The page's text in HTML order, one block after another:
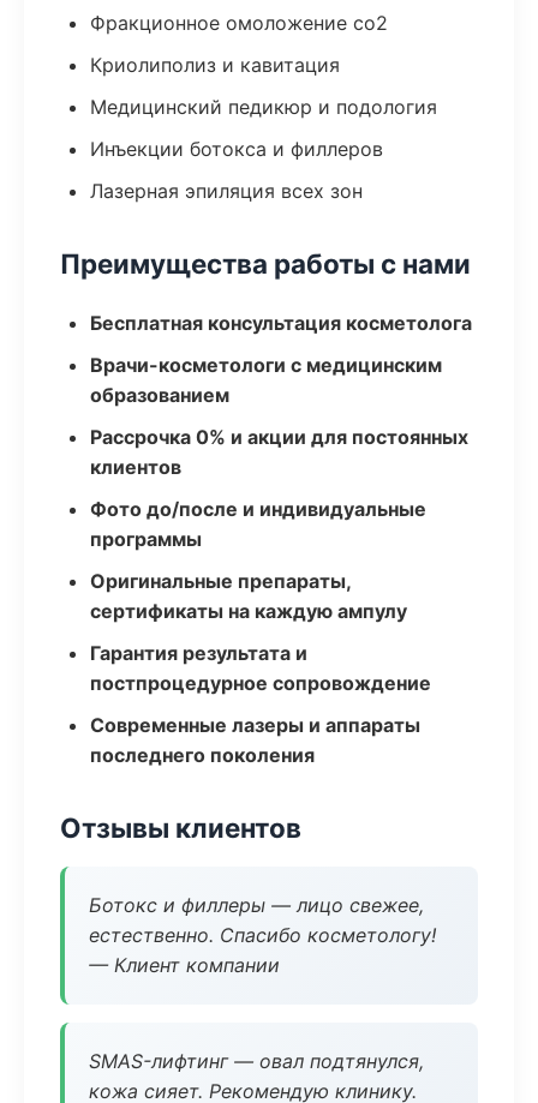
Фракционное омоложение co2
Криолиполиз и кавитация
Медицинский педикюр и подология
Инъекции ботокса и филлеров
Лазерная эпиляция всех зон
Преимущества работы с нами
Бесплатная консультация косметолога
Врачи-косметологи с медицинским
образованием
Рассрочка 0% и акции для постоянных
клиентов
Фото до/после и индивидуальные
программы
Оригинальные препараты,
сертификаты на каждую ампулу
Гарантия результата и
постпроцедурное сопровождение
Современные лазеры и аппараты
последнего поколения
Отзывы клиентов
Ботокс и филлеры — лицо свежее,
естественно. Спасибо косметологу!
— Клиент компании
SMAS-лифтинг — овал подтянулся,
кожа сияет. Рекомендую клинику.